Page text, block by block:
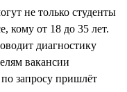
не только студенты
кому от 18 до 35 лет.
диагностику
вакансии
запросу пришлёт